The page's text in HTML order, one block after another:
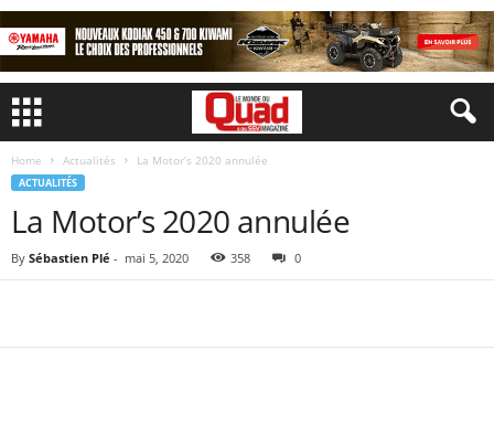
Home Actualités La Motor’s 2020 annulée
ACTUALITÉS
La Motor’s 2020 annulée
By Sébastien Plé - mai 5, 2020 358 0